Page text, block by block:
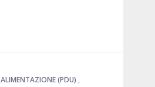
ALIMENTAZIONE (PDU) ,